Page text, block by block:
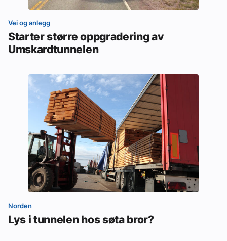
Vei og anlegg
Starter større oppgradering av
Umskardtunnelen
Norden
Lys i tunnelen hos søta bror?